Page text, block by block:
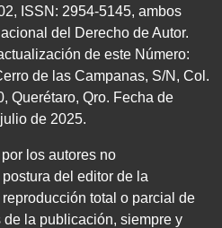
, ISSN : 2954-5145, ambos
del Derecho de Autor.
de este Número:
de las Campanas, S/N , Col.
, Querétaro, Qro. Fecha de
de 2025.
los autores no
del editor de la
total o parcial de
de la publicación, siempre y